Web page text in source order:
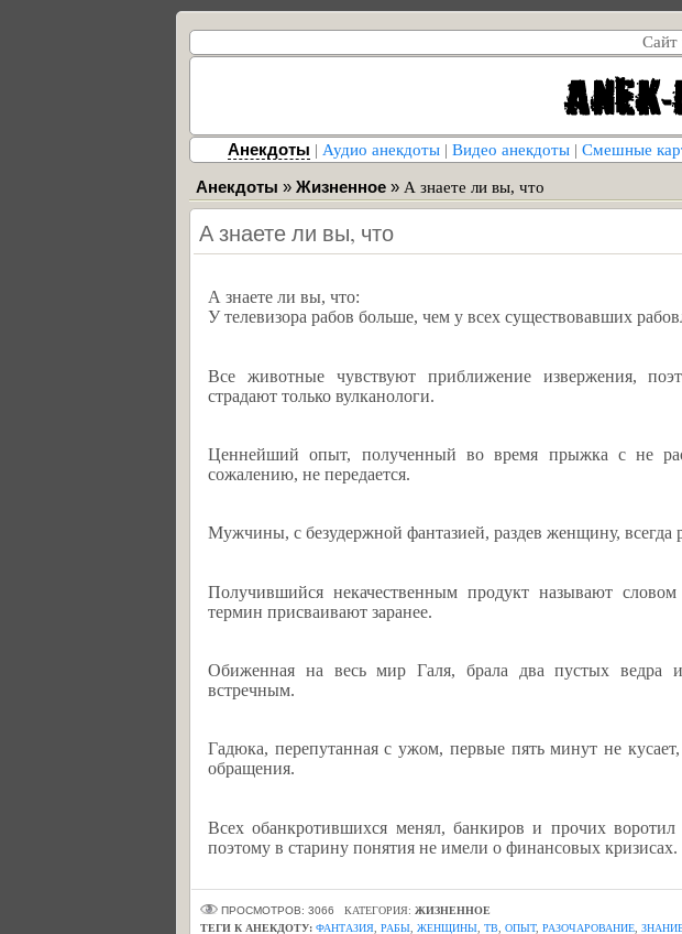
Сайт
Анекдоты | Аудио анекдоты | Видео анекдоты | Смешные
Анекдоты » Жизненное » А знаете ли вы, что
А знаете ли вы, что
А знаете ли вы, что:
У телевизора рабов больше, чем у всех существовавших
Все животные чувствуют приближение извержения,
страдают только вулканологи.
Ценнейший опыт, полученный во время прыжка с не
сожалению, не передается.
Мужчины, с безудержной фантазией, раздев женщину, всегда
Получившийся некачественным продукт называют
термин присваивают заранее.
Обиженная на весь мир Галя, брала два пустых ведра
встречным.
Гадюка, перепутанная с ужом, первые пять минут не
обращения.
Всех обанкротившихся менял, банкиров и прочих воротил
поэтому в старину понятия не имели о финансовых кризисах.
ПРОСМОТРОВ: 3066 КАТЕГОРИЯ: ЖИЗНЕННОЕ
ТЕГИ К АНЕКДОТУ: ФАНТАЗИЯ РАБЫ ЖЕНЩИНЫ ТВ ОПЫТ, РАЗОЧАРОВАНИЕ